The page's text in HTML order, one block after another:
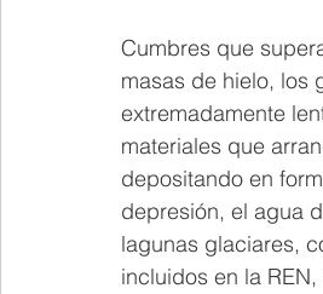
Cumbres que
masas de hielo, los
extremadamente
materiales que
depositando en
depresión, el agua
lagunas glaciares,
incluidos en la